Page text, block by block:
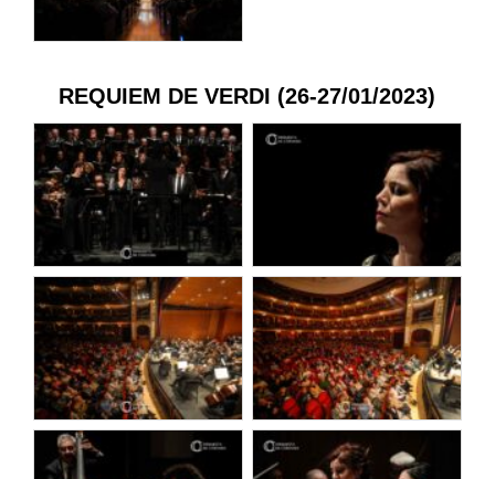
REQUIEM DE VERDI (26-27/01/2023)